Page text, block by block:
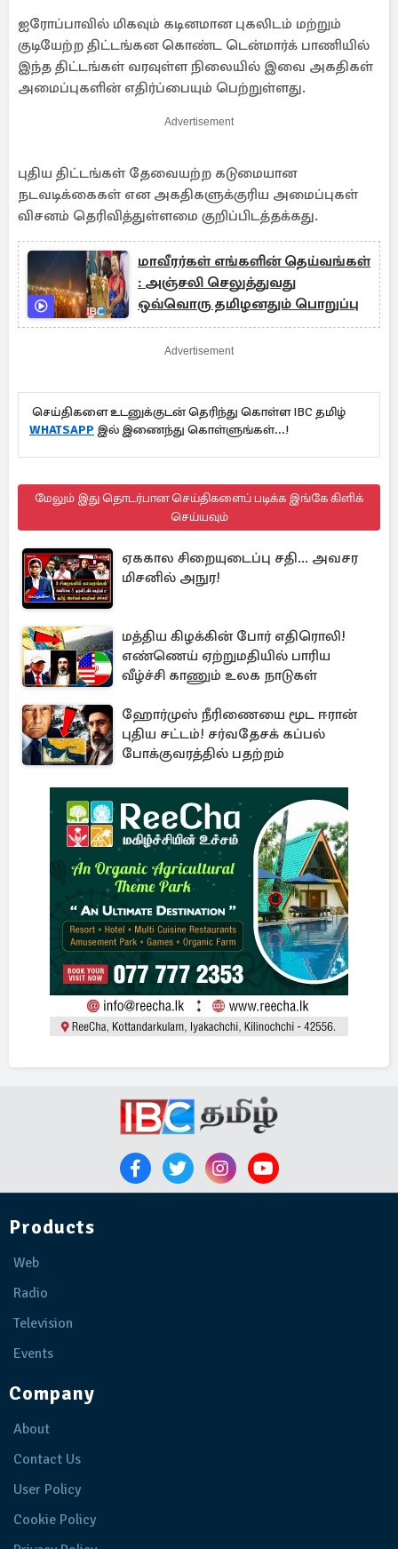
ஐரோப்பாவில் மிகவும் கடினமான புகலிடம் மற்றும்
குடியேற்ற திட்டங்கன கொண்ட டென்மார்க் பாணியில்
இந்த திட்டங்கள் வரவுள்ள நிலையில் இவை அகதிகள்
அமைப்புகளின் எதிர்ப்பையும் பெற்றுள்ளது.
Advertisement
புதிய திட்டங்கள் தேவையற்ற கடுமையான
நடவடிக்கைகள் என அகதிகளுக்குரிய அமைப்புகள்
விசனம் தெரிவித்துள்ளமை குறிப்பிடத்தக்கது.
மாவீரர்கள் எங்களின் தெய்வங்கள்
: அஞ்சலி செலுத்துவது
ஒவ்வொரு தமிழனதும் பொறுப்பு
Advertisement
செய்திகளை உடனுக்குடன் தெரிந்து கொள்ள IBC தமிழ்
WHATSAPP இல் இணைந்து கொள்ளுங்கள்...!
மேலும் இது தொடர்பான செய்திகளைப் படிக்க இங்கே கிளிக்
செய்யவும்
ஏககால சிறையுடைப்பு சதி... அவசர
மிசனில் அநுர!
மத்திய கிழக்கின் போர் எதிரொலி!
எண்ணெய் ஏற்றுமதியில் பாரிய
வீழ்ச்சி காணும் உலக நாடுகள்
ஹோர்முஸ் நீரிணையை மூட ஈரான்
புதிய சட்டம்! சர்வதேசக் கப்பல்
போக்குவரத்தில் பதற்றம்
Products
Web
Radio
Television
Events
Company
About
Contact Us
User Policy
Cookie Policy